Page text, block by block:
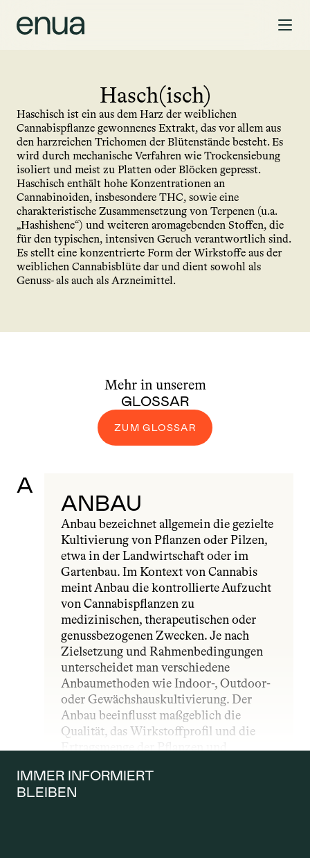
Hasch(isch)
Haschisch ist ein aus dem Harz der weiblichen
Cannabispflanze gewonnenes Extrakt, das vor allem aus
den harzreichen Trichomen der Blütenstände besteht. Es
wird durch mechanische Verfahren wie Trockensiebung
isoliert und meist zu Platten oder Blöcken gepresst.
Haschisch enthält hohe Konzentrationen an
Cannabinoiden, insbesondere THC, sowie eine
charakteristische Zusammensetzung von Terpenen (u.a.
„Hashishene“) und weiteren aromagebenden Stoffen, die
für den typischen, intensiven Geruch verantwortlich sind.
Es stellt eine konzentrierte Form der Wirkstoffe aus der
weiblichen Cannabisblüte dar und dient sowohl als
Genuss- als auch als Arzneimittel.
Mehr in unserem
GLOSSAR
ZUM GLOSSAR
A
ANBAU
Anbau bezeichnet allgemein die gezielte
Kultivierung von Pflanzen oder Pilzen,
etwa in der Landwirtschaft oder im
Gartenbau. Im Kontext von Cannabis
meint Anbau die kontrollierte Aufzucht
von Cannabispflanzen zu
medizinischen, therapeutischen oder
genussbezogenen Zwecken. Je nach
Zielsetzung und Rahmenbedingungen
unterscheidet man verschiedene
Anbaumethoden wie Indoor-, Outdoor-
oder Gewächshauskultivierung. Der
Anbau beeinflusst maßgeblich die
Qualität, das Wirkstoffprofil und die
Ertragsmenge der Pflanzen und
medizinischen Bereich – strengen
gesetzlichen und qualitativen Vorgaben.
IMMER INFORMIERT
BLEIBEN